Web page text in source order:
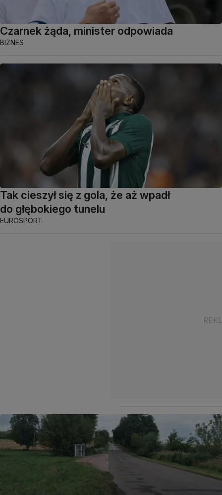
Czarnek żąda, minister odpowiada
BIZNES
Tak cieszył się z gola, że aż wpadł
do głębokiego tunelu
EUROSPORT